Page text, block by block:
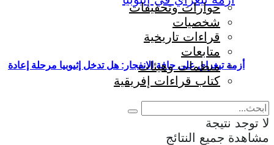
أزمة تيغراي على حافة الانفجار: هل تدخل إثيوبيا مرحلة إعادة
إنتاج الحرب؟
حوارات وتحقيقات
شخصيات
قراءات تاريخية
متابعات
منظمات وهيئات
كتاب قراءات إفريقية
لا توجد نتيجة
مشاهدة جميع النتائج